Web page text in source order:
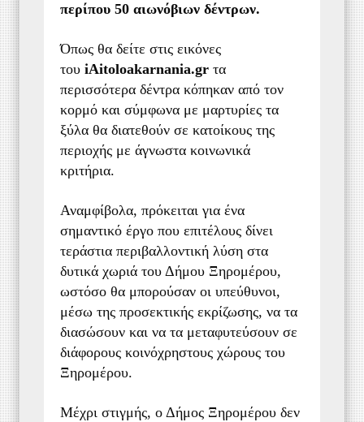
περίπου 50 αιωνόβιων δέντρων.
Όπως θα δείτε στις εικόνες
του iAitoloakarnania.gr τα
περισσότερα δέντρα κόπηκαν από τον
κορμό και σύμφωνα με μαρτυρίες τα
ξύλα θα διατεθούν σε κατοίκους της
περιοχής με άγνωστα κοινωνικά
κριτήρια.
Αναμφίβολα, πρόκειται για ένα
σημαντικό έργο που επιτέλους δίνει
τεράστια περιβαλλοντική λύση στα
δυτικά χωριά του Δήμου Ξηρομέρου,
ωστόσο θα μπορούσαν οι υπεύθυνοι,
μέσω της προσεκτικής εκρίζωσης, να τα
διασώσουν και να τα μεταφυτεύσουν σε
διάφορους κοινόχρηστους χώρους του
Ξηρομέρου.
Μέχρι στιγμής, ο Δήμος Ξηρομέρου δεν